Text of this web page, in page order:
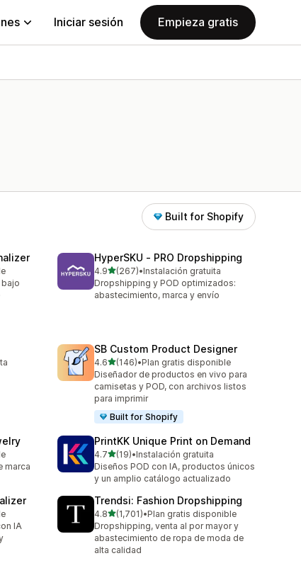
Iniciar sesión Empieza gratis
Built for Shopify
HyperSKU ‑ PRO Dropshipping
4.9de 5 estrellas
(267)
267 reseñas en total
•Instalación gratuita
Dropshipping y POD optimizados:
abastecimiento, marca y envío
SB Custom Product Designer
4.6de 5 estrellas
(146)
146 reseñas en total
•Plan gratis disponible
Diseñador de productos en vivo para
camisetas y POD, con archivos listos
para imprimir
Built for Shopify
marca
PrintKK Unique Print on Demand
4.7de 5 estrellas
(19)
19 reseñas en total
•Instalación gratuita
Diseños POD con IA, productos únicos
y un amplio catálogo actualizado
IA
Trendsi: Fashion Dropshipping
4.8de 5 estrellas
(1,701)
1701 reseñas en total
•Plan gratis disponible
Dropshipping, venta al por mayor y
abastecimiento de ropa de moda de
alta calidad